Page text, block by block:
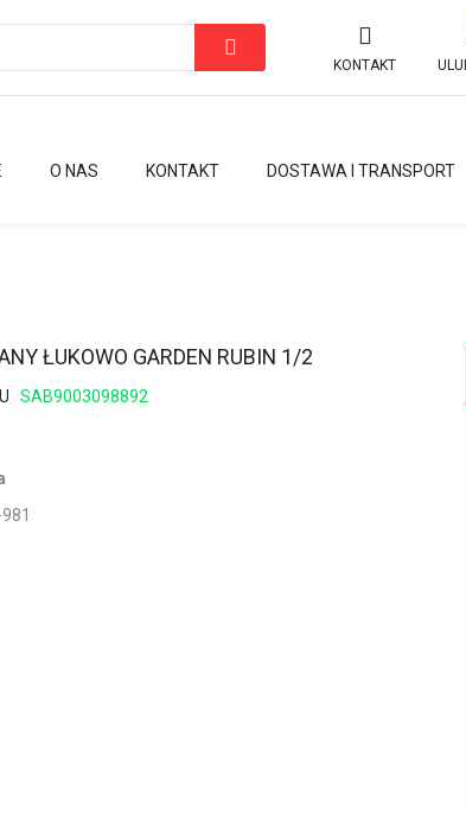
KONTAKT
DOSTAWA I TRANSPORT
KONTAKT
O NAS
ŁUKOWO GARDEN RUBIN 1/2
SAB9003098892